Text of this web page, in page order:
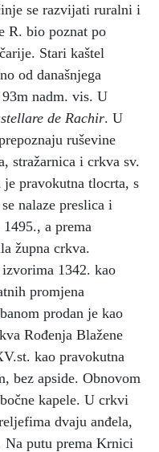
se razvijati ruralni i
R. bio poznat po
Stari kaštel
od današnjega
nadm. vis. U
de Rachir. U
ruševine
stražarnica i crkva sv.
pravokutna tlocrta, s
nalaze preslica i
a prema
župna crkva.
1342. kao
promjena
prodan je kao
Rođenja Blažene
kao pravokutna
bez apside. Obnovom
kapele. U crkvi
dvaju anđela,
Na putu prema Krnici